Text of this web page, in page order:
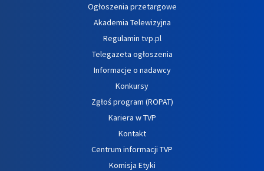
Ogłoszenia przetargowe
Akademia Telewizyjna
Regulamin tvp.pl
Telegazeta ogłoszenia
Informacje o nadawcy
Konkursy
Zgłoś program (ROPAT)
Kariera w TVP
Kontakt
Centrum informacji TVP
Komisja Etyki